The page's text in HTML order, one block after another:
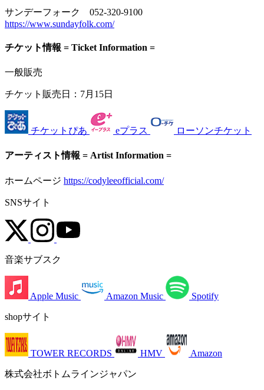
サンデーフォーク 052-320-9100
https://www.sundayfolk.com/
チケット情報 = Ticket Information =
一般販売
チケット販売日： 7月15日
チケットぴあ eプラス ローソンチケット
アーティスト情報 = Artist Information =
ホームページ https://codyleeofficial.com/
SNSサイト
音楽サブスク
Apple Music Amazon Music Spotify
shopサイト
TOWER RECORDS HMV Amazon
株式会社ボトムラインジャパン